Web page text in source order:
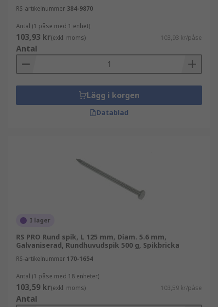
RS-artikelnummer 384-9870
Antal (1 påse med 1 enhet)
103,93 kr(exkl. moms) 103,93 kr/påse
Antal
Lägg i korgen
Datablad
I lager
RS PRO Rund spik, L 125 mm, Diam. 5.6 mm,
Galvaniserad, Rundhuvudspik 500 g, Spikbricka
RS-artikelnummer 170-1654
Antal (1 påse med 18 enheter)
103,59 kr(exkl. moms) 103,59 kr/påse
Antal